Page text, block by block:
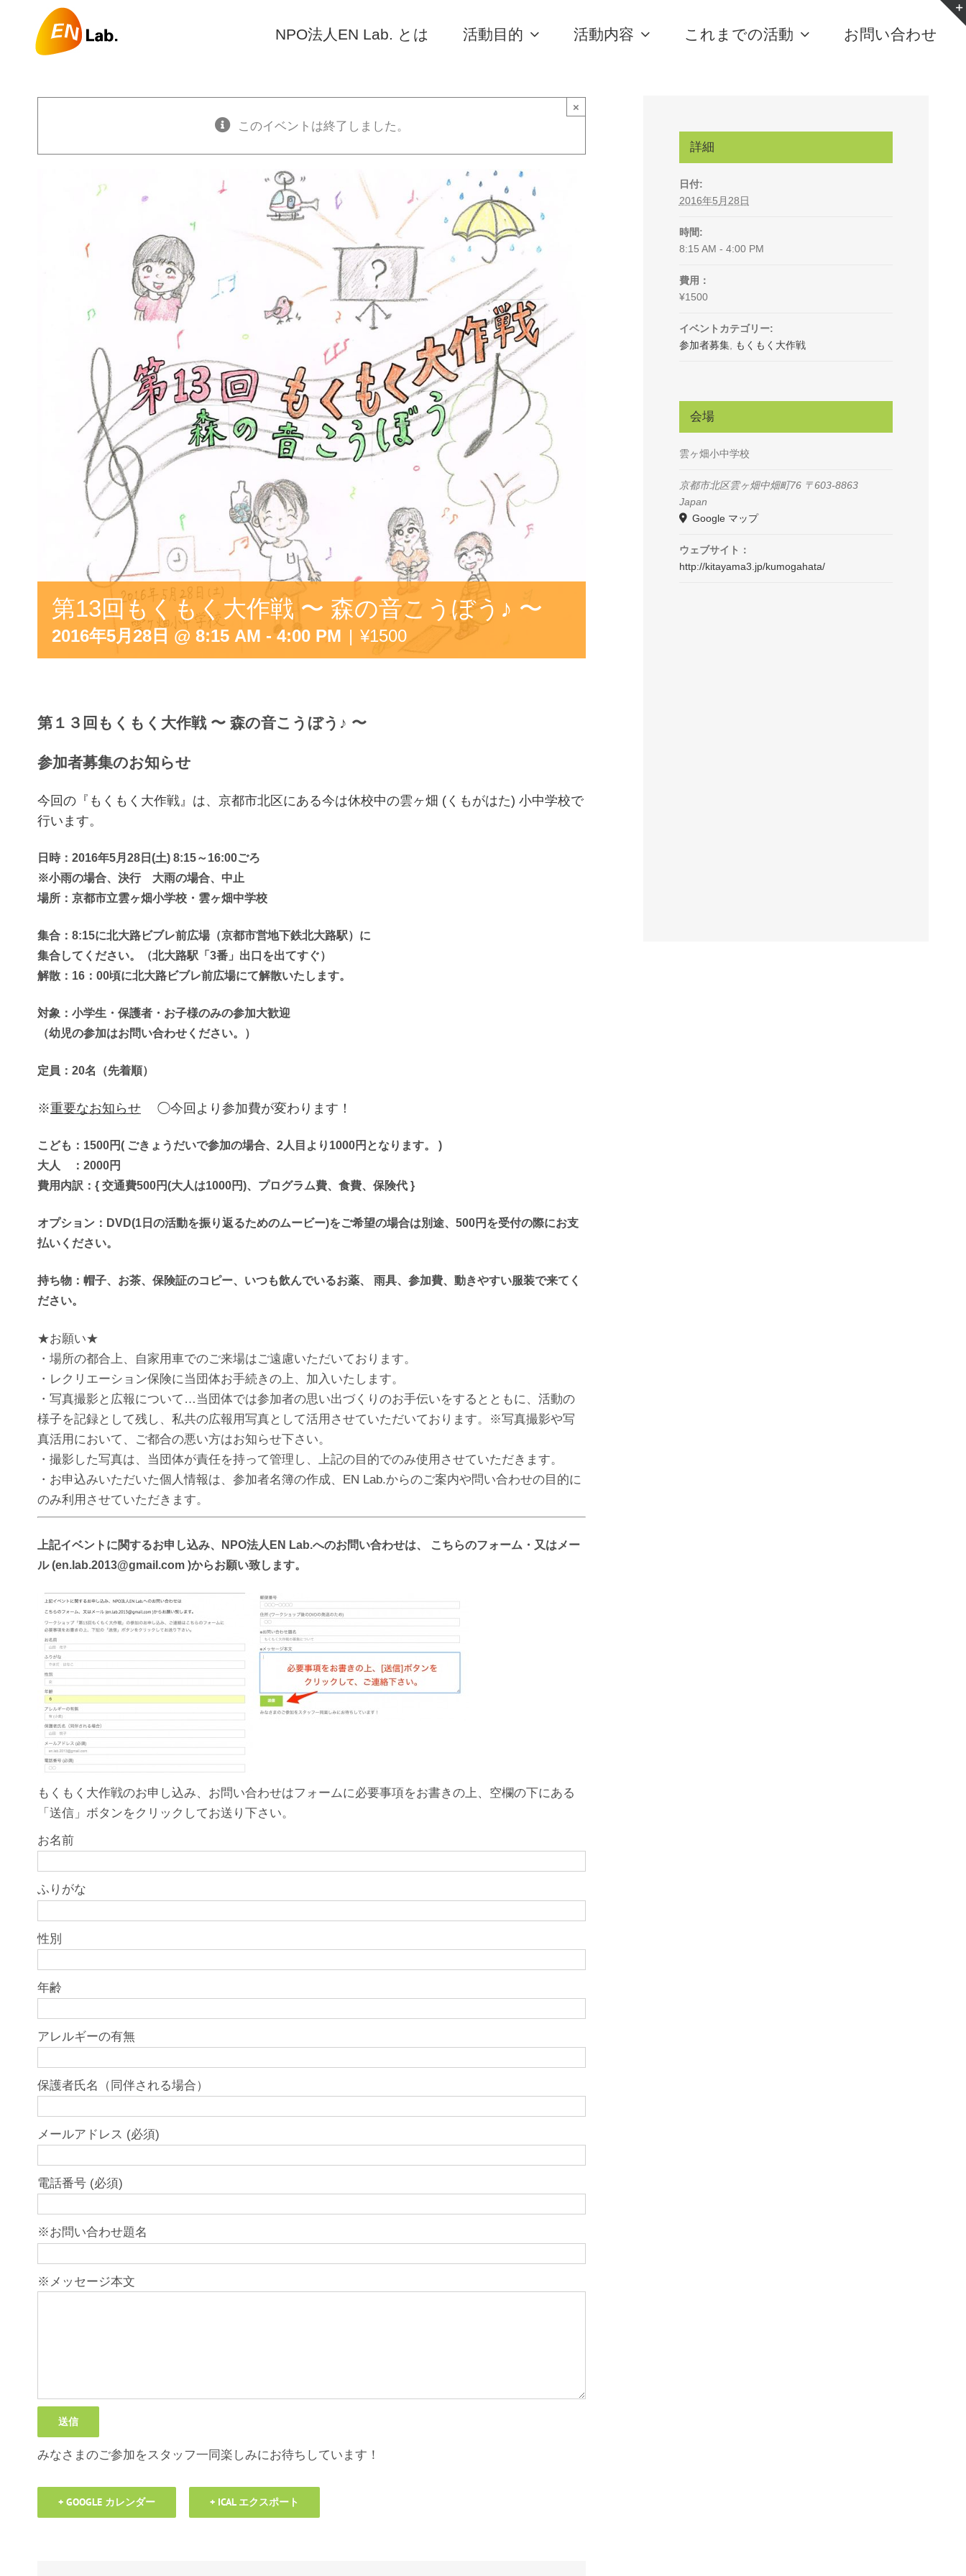
content
NPO法人EN Lab. とは 活動目的 活動内容 これまでの活動 お問い合わせ
×
このイベントは終了しました。
第13回もくもく大作戦 〜 森の音こうぼう♪ 〜
2016年5月28日 @ 8:15 AM - 4:00 PM | ¥1500
第１３回もくもく大作戦 〜 森の音こうぼう♪ 〜
参加者募集のお知らせ
今回の『もくもく大作戦』は、京都市北区にある今は休校中の雲ヶ畑 (くもがはた) 小中学校で
行います。
日時：2016年5月28日(土) 8:15～16:00ごろ
※小雨の場合、決行 大雨の場合、中止
場所：京都市立雲ヶ畑小学校・雲ヶ畑中学校
集合：8:15に北大路ビブレ前広場（京都市営地下鉄北大路駅）に
集合してください。（北大路駅「3番」出口を出てすぐ）
解散：16：00頃に北大路ビブレ前広場にて解散いたします。
対象：小学生・保護者・お子様のみの参加大歓迎
（幼児の参加はお問い合わせください。）
定員：20名（先着順）
※重要なお知らせ ◯今回より参加費が変わります！
こども：1500円( ごきょうだいで参加の場合、2人目より1000円となります。 )
大人 ：2000円
費用内訳：{ 交通費500円(大人は1000円)、プログラム費、食費、保険代 }
オプション：DVD(1日の活動を振り返るためのムービー)をご希望の場合は別途、500円を受付の際にお支
払いください。
持ち物：帽子、お茶、保険証のコピー、いつも飲んでいるお薬、 雨具、参加費、動きやすい服装で来てく
ださい。
★お願い★
・場所の都合上、自家用車でのご来場はご遠慮いただいております。
・レクリエーション保険に当団体お手続きの上、加入いたします。
・写真撮影と広報について…当団体では参加者の思い出づくりのお手伝いをするとともに、活動の
様子を記録として残し、私共の広報用写真として活用させていただいております。※写真撮影や写
真活用において、ご都合の悪い方はお知らせ下さい。
・撮影した写真は、当団体が責任を持って管理し、上記の目的でのみ使用させていただきます。
・お申込みいただいた個人情報は、参加者名簿の作成、EN Lab.からのご案内や問い合わせの目的に
のみ利用させていただきます。
上記イベントに関するお申し込み、NPO法人EN Lab.へのお問い合わせは、 こちらのフォーム・又はメー
ル (en.lab.2013@gmail.com )からお願い致します。
もくもく大作戦のお申し込み、お問い合わせはフォームに必要事項をお書きの上、空欄の下にある
「送信」ボタンをクリックしてお送り下さい。
お名前
ふりがな
性別
年齢
アレルギーの有無
保護者氏名（同伴される場合）
メールアドレス (必須)
電話番号 (必須)
※お問い合わせ題名
※メッセージ本文
みなさまのご参加をスタッフ一同楽しみにお待ちしています！
+ GOOGLE カレンダー + ICAL エクスポート
詳細
日付:
2016年5月28日
時間:
8:15 AM - 4:00 PM
費用：
¥1500
イベントカテゴリー:
参加者募集, もくもく大作戦
会場
雲ヶ畑小中学校
京都市北区雲ヶ畑中畑町76 〒603-8863
Japan
Google マップ
ウェブサイト：
http://kitayama3.jp/kumogahata/